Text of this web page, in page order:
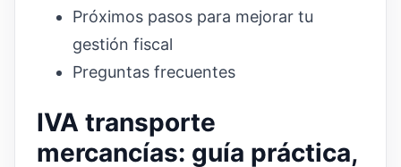
Próximos pasos para mejorar tu
gestión fiscal
Preguntas frecuentes
IVA transporte
mercancías: guía práctica,